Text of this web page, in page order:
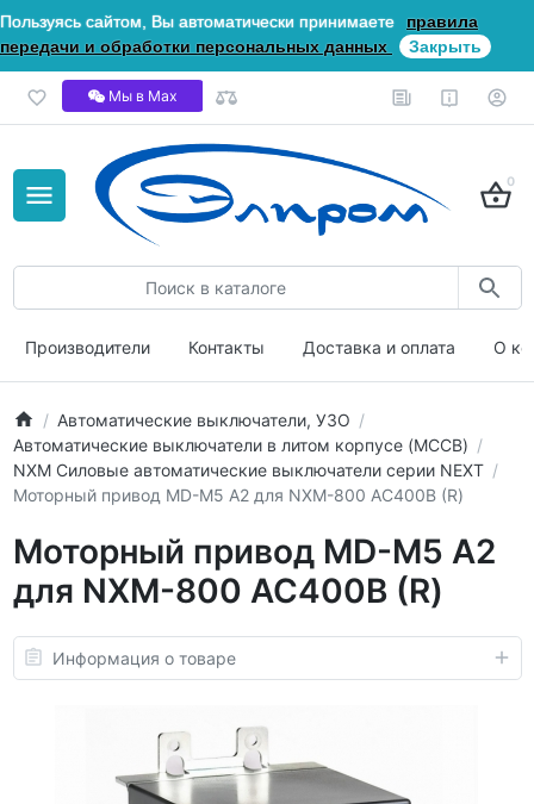
Пользуясь сайтом, Вы автоматически принимаете
правила
передачи и обработки персональных данных
Закрыть
Мы в Мах
0
Производители Контакты Доставка и оплата О
Автоматические выключатели, УЗО
Автоматические выключатели в литом корпусе (MCCB)
NXM Силовые автоматические выключатели серии NEXT
Моторный привод MD-M5 A2 для NXM-800 AC400В (R)
Моторный привод MD-M5 A2
для NXM-800 AC400В (R)
Информация о товаре